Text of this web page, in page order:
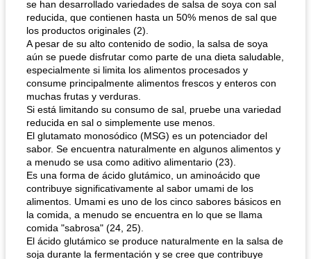
se han desarrollado variedades de salsa de soya con sal
reducida, que contienen hasta un 50% menos de sal que
los productos originales (2).
A pesar de su alto contenido de sodio, la salsa de soya
aún se puede disfrutar como parte de una dieta saludable,
especialmente si limita los alimentos procesados ​​y
consume principalmente alimentos frescos y enteros con
muchas frutas y verduras.
Si está limitando su consumo de sal, pruebe una variedad
reducida en sal o simplemente use menos.
El glutamato monosódico (MSG) es un potenciador del
sabor. Se encuentra naturalmente en algunos alimentos y
a menudo se usa como aditivo alimentario (23).
Es una forma de ácido glutámico, un aminoácido que
contribuye significativamente al sabor umami de los
alimentos. Umami es uno de los cinco sabores básicos en
la comida, a menudo se encuentra en lo que se llama
comida "sabrosa" (24, 25).
El ácido glutámico se produce naturalmente en la salsa de
soja durante la fermentación y se cree que contribuye